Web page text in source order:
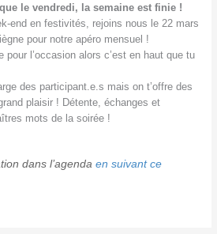
le vendredi, la semaine est finie !
end en festivités, rejoins nous le 22 mars
pour notre apéro mensuel !
pour l’occasion alors c’est en haut que tu
des participant.e.s mais on t’offre des
plaisir ! Détente, échanges et
mots de la soirée !
dans l’agenda en suivant ce